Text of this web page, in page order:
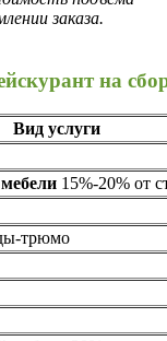
заказа.
на
Вид услуги
15%-20% от
трюмо